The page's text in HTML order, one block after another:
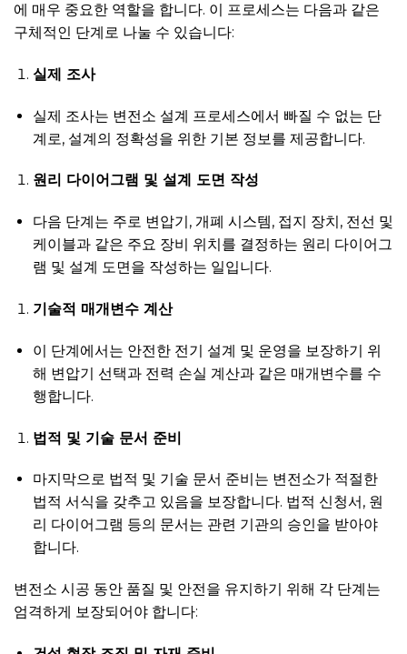
에 매우 중요한 역할을 합니다. 이 프로세스는 다음과 같은
구체적인 단계로 나눌 수 있습니다:
실제 조사
실제 조사는 변전소 설계 프로세스에서 빠질 수 없는 단
계로, 설계의 정확성을 위한 기본 정보를 제공합니다.
원리 다이어그램 및 설계 도면 작성
다음 단계는 주로 변압기, 개폐 시스템, 접지 장치, 전선 및
케이블과 같은 주요 장비 위치를 결정하는 원리 다이어그
램 및 설계 도면을 작성하는 일입니다.
기술적 매개변수 계산
이 단계에서는 안전한 전기 설계 및 운영을 보장하기 위
해 변압기 선택과 전력 손실 계산과 같은 매개변수를 수
행합니다.
법적 및 기술 문서 준비
마지막으로 법적 및 기술 문서 준비는 변전소가 적절한
법적 서식을 갖추고 있음을 보장합니다. 법적 신청서, 원
리 다이어그램 등의 문서는 관련 기관의 승인을 받아야
합니다.
변전소 시공 동안 품질 및 안전을 유지하기 위해 각 단계는
엄격하게 보장되어야 합니다: